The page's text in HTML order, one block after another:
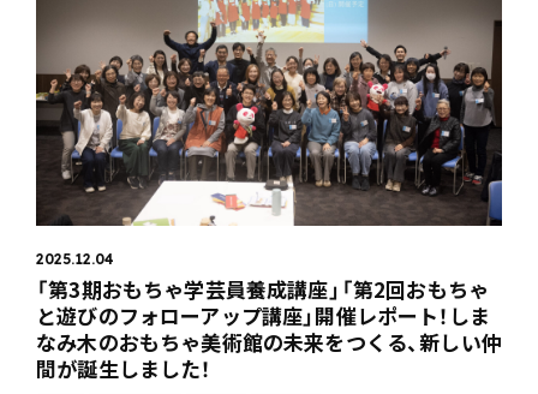
2025.12.04
「第3期おもちゃ学芸員養成講座」「第2回おもちゃ
と遊びのフォローアップ講座」開催レポート！しま
なみ木のおもちゃ美術館の未来をつくる、新しい仲
間が誕生しました！